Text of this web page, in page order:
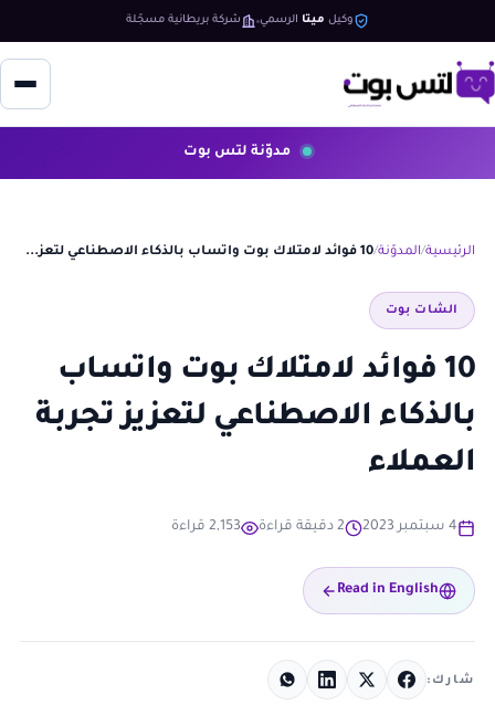
وكيل ميتا الرسمي شركة بريطانية مسجّلة
مدوّنة لتس بوت
الرئيسية المدوّنة 10 فوائد لامتلاك بوت واتساب بالذكاء الاصطناعي لتعز...
الشات بوت
10 فوائد لامتلاك بوت واتساب
بالذكاء الاصطناعي لتعزيز تجربة
العملاء
4 سبتمبر 2023 2 دقيقة قراءة 2,153 قراءة
Read in English
شارك: